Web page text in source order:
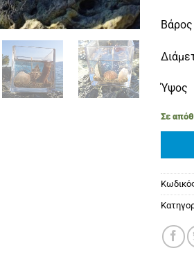
Ύψος
Σε